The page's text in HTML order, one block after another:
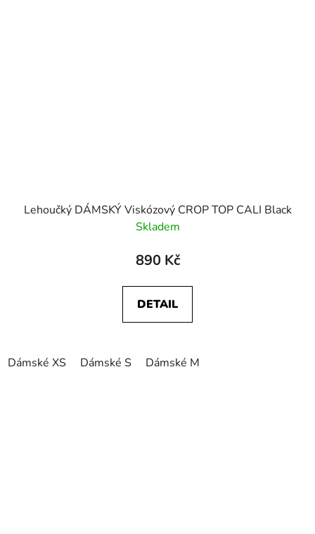
Lehoučký DÁMSKÝ Viskózový CROP TOP CALI Black
Skladem
890 Kč
DETAIL
Dámské XS Dámské S Dámské M